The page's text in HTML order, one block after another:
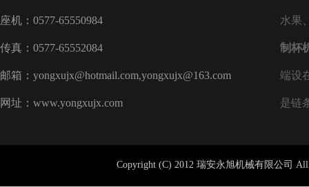
座机：0577-65550984
传真：0577-65552084
邮箱：yongxujx@hotmail.com,yongxujx@163.com
网址：www.yongxujx.com
水果
制杯
端设
是链
Copyright (C) 2012 瑞安永旭机械有限公司 All